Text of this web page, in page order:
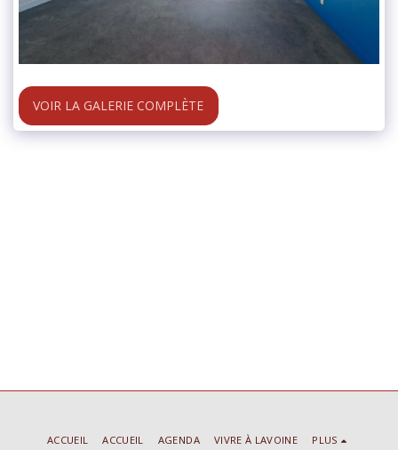
VOIR LA GALERIE COMPLÈTE
ACCUEIL ACCUEIL AGENDA VIVRE À LAVOINE PLUS